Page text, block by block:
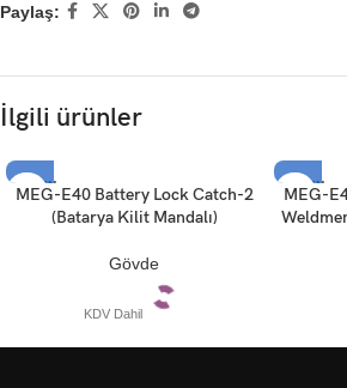
Paylaş:
İlgili ürünler
TÜKEN
DI
MEG-E40 Battery Lock Catch-2
(Batarya Kilit Mandalı)
Gövde
KDV Dahil
TÜKEN
DI
MEG-